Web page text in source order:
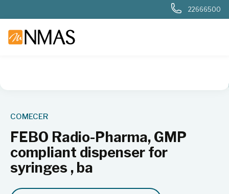
22666500
Radiologi og
COMECER
FEBO Radio-Pharma, GMP
compliant dispenser for
syringes , ba